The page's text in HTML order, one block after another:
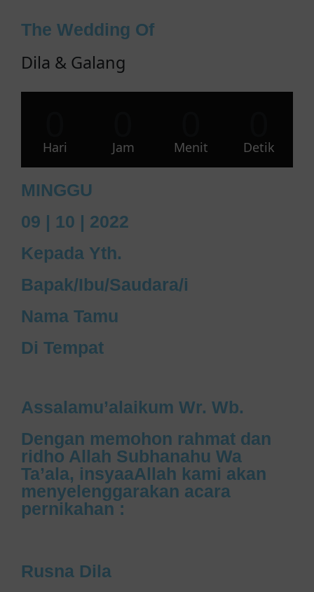
The Wedding Of
Dila & Galang
Hari Jam Menit Detik
MINGGU
09 | 10 | 2022
Kepada Yth.
Bapak/Ibu/Saudara/i
Nama Tamu
Di Tempat
Assalamu’alaikum Wr. Wb.
Dengan memohon rahmat dan
ridho Allah Subhanahu Wa
Ta’ala, insyaaAllah kami akan
menyelenggarakan acara
pernikahan :
Rusna Dila